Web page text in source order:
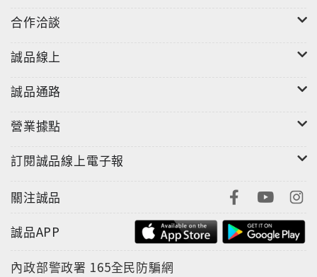
合作洽談
誠品線上
誠品通路
營業據點
訂閱誠品線上電子報
關注誠品
誠品APP
內政部警政署 165全民防騙網